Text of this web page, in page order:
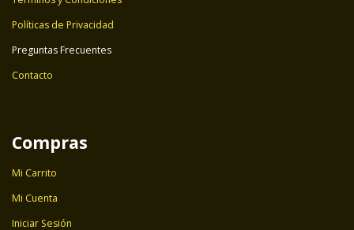
Políticas de Privacidad
Preguntas Frecuentes
Contacto
Compras
Mi Carrito
Mi Cuenta
Iniciar Sesión